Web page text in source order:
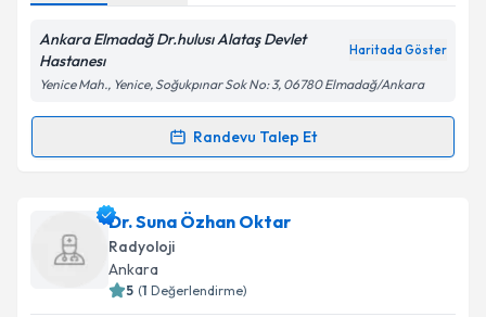
Kişisel verilerimin işlenmesine ilişkin
Aydınlatma
Metni'ni okudum ve kişisel verilerimin belirtilen
Ankara Elmadağ Dr.hulusı Alataş Devlet
Hastanesı
Haritada Göster
Yenice Mah., Yenice, Soğukpınar Sok No: 3, 06780 Elmadağ/Ankara
Randevu Talep Et
Randevu Takvimi Talebi
Uzm. Dr. Selim Ardıçiçin randevu takvimi talebi
oluşturun. Size bu uzmandan randevu almanız için bir
takvim hazırlandığında e-posta ile bilgilendireceğiz.
Dr. Suna Özhan Oktar
Radyoloji
Ankara
5 (1 Değerlendirme)